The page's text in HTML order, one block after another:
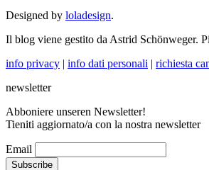
Designed by loladesign.
Il blog viene gestito da Astrid Schönweger.
info privacy | info dati personali | richiesta
newsletter
Abboniere unseren Newsletter!
Tieniti aggiornato/a con la nostra newsletter
Email